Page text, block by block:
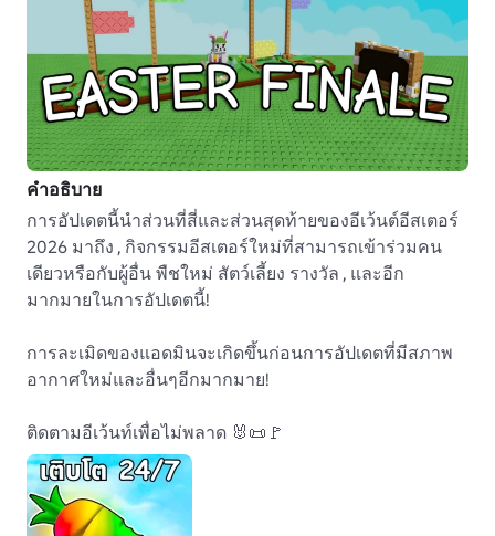
คำอธิบาย
การอัปเดตนี้นําส่วนที่สี่และส่วนสุดท้ายของอีเว้นต์อีสเตอร์
2026 มาถึง , กิจกรรมอีสเตอร์ใหม่ที่สามารถเข้าร่วมคน
เดียวหรือกับผู้อื่น พืชใหม่ สัตว์เลี้ยง รางวัล , และอีก
มากมายในการอัปเดตนี้!
การละเมิดของแอดมินจะเกิดขึ้นก่อนการอัปเดตที่มีสภาพ
อากาศใหม่และอื่นๆอีกมากมาย!
ติดตามอีเว้นท์เพื่อไม่พลาด 🐰📜🚩